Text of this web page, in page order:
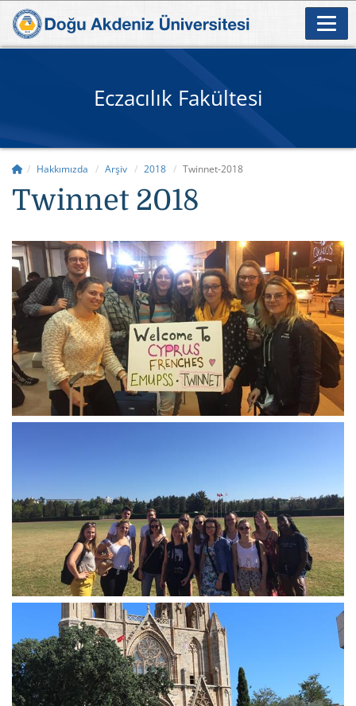
Eczacılık Fakültesi
Hakkımızda Arşiv 2018 Twinnet-2018
Twinnet 2018